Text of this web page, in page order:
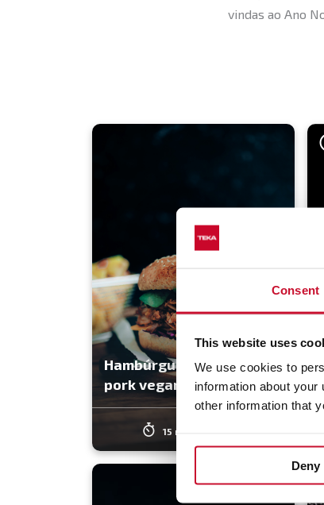
Consent
This website uses
We use cookies to
information about
other information that
Deny
vindas ao Ano
Hambúrguer de pulled
pork vegan
15 min